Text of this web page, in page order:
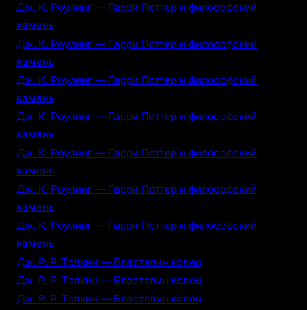
Дж. К. Роулинг — Гарри Поттер и философский
камень
Дж. К. Роулинг — Гарри Поттер и философский
камень
Дж. К. Роулинг — Гарри Поттер и философский
камень
Дж. К. Роулинг — Гарри Поттер и философский
камень
Дж. К. Роулинг — Гарри Поттер и философский
камень
Дж. К. Роулинг — Гарри Поттер и философский
камень
Дж. К. Роулинг — Гарри Поттер и философский
камень
Дж. Р. Р. Толкин — Властелин колец
Дж. Р. Р. Толкин — Властелин колец
Дж. Р. Р. Толкин — Властелин колец